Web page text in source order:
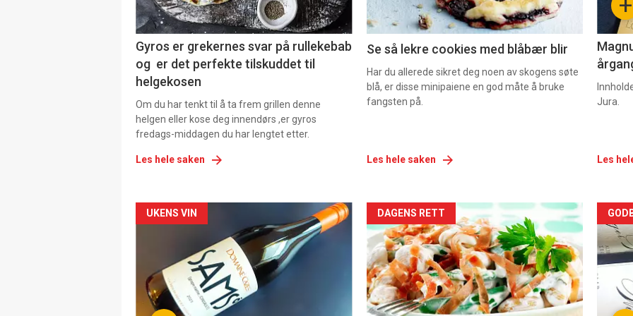
Gyros er grekernes svar på rullekebab
og er det perfekte tilskuddet til
helgekosen
Om du har tenkt til å ta frem grillen denne
helgen eller kose deg innendørs ,er gyros
fredags-middagen du har lengtet etter.
Les hele saken
2
Se så lekre cookies med blåbær blir
Har du allerede sikret deg noen av skogens søte
blå, er disse minipaiene en god måte å bruke
fangsten på.
Les hele saken
Jura.
Les
Forsiden
akkurat
nå
-
UKENS VIN
Forsiden
akkurat
nå
-
DAGENS RETT
nå